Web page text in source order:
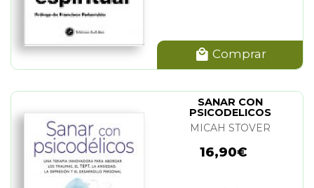
Comprar
SANAR CON
PSICODELICOS
MICAH STOVER
16,90€